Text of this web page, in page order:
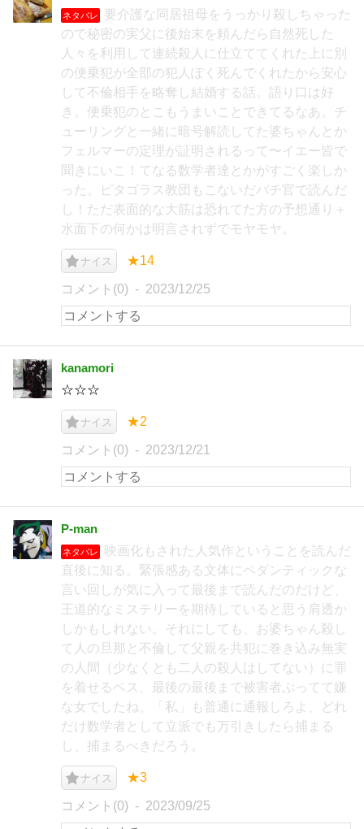
ネタバレ
要介護な同居祖母をうっかり殺しちゃった
ので秘密の実父に後始末を頼んだら自然死した
人々を利用して連続殺人に仕立ててくれた上に別
の便乗犯が全部の犯人ぽく死んでくれたから安心
して不倫相手を略奪し結婚する話。語り口は好
き。便乗犯のとこもうまいことできてるなあ。チ
ューリングと一緒に暗号解読してた婆ちゃんとか
フェルマーの定理が証明されるって〜イエー皆で
聞きにいこ！てなる数学者達とかがすごく楽しか
った。ピタゴラス教団もこないだバチ官で読んだ
し！ただ表面的な大筋は恐れてた方の予想通り＋
水面下の何かは明言されずでモヤモヤ。
ナイス ★14
コメント(0) 2023/12/25
kanamori
☆☆☆
ナイス ★2
コメント(0) 2023/12/21
P-man
ネタバレ
映画化もされた人気作ということを読んだ
直後に知る。緊張感ある文体にペダンティックな
言い回しが気に入って最後まで読んだのだけど、
王道的なミステリーを期待していると思う肩透か
しかもしれない。それにしても、お婆ちゃん殺し
て人の旦那と不倫して父親を共犯に巻き込み無実
の人間（少なくとも二人の殺人はしてない）に罪
を着せるベス、最後の最後まで被害者ぶってて嫌
な女でしたね。「私」も普通に通報しろよ、どれ
だけ数学者として立派でも万引きしたら捕まる
し、捕まるべきだろう。
ナイス ★3
コメント(0) 2023/09/25